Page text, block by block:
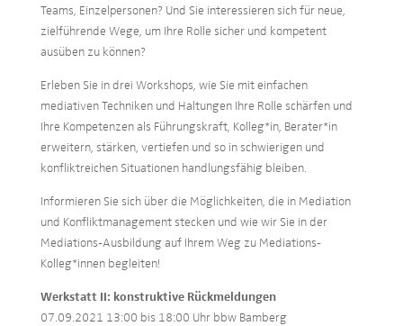
Teams, Einzelpersonen? Und Sie interessieren sich für neue,
zielführende Wege, um Ihre Rolle sicher und kompetent
ausüben zu können?
Erleben Sie in drei Workshops, wie Sie mit einfachen
mediativen Techniken und Haltungen Ihre Rolle schärfen und
Ihre Kompetenzen als Führungskraft, Kolleg*in, Berater*in
erweitern, stärken, vertiefen und so in schwierigen und
konfliktreichen Situationen handlungsfähig bleiben.
Informieren Sie sich über die Möglichkeiten, die in Mediation
und Konfliktmanagement stecken und wie wir Sie in der
Mediations-Ausbildung auf Ihrem Weg zu Mediations-
Kolleg*innen begleiten!
Werkstatt II: konstruktive Rückmeldungen
07.09.2021 13:00 bis 18:00 Uhr bbw Bamberg